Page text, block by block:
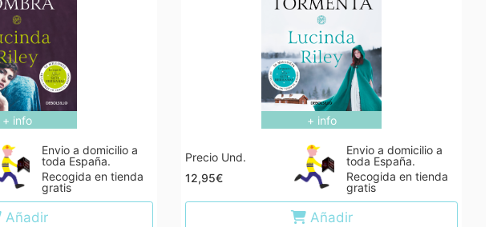
+ info
Envio a domicilio a
toda España.
Recogida en tienda
gratis
Añadir
+ info
Precio Und.
12,95€
Envio a domicilio a
toda España.
Recogida en tienda
gratis
Añadir